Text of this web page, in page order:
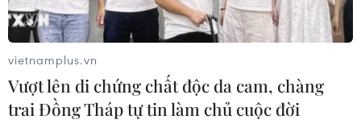
vietnamplus.vn
Vượt lên di chứng chất độc da cam, chàng
trai Đồng Tháp tự tin làm chủ cuộc đời